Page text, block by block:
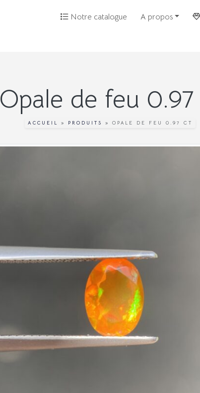
Notre catalogue A propos
Opale de feu
ACCUEIL » PRODUITS » OPALE DE FEU 0.97 CT